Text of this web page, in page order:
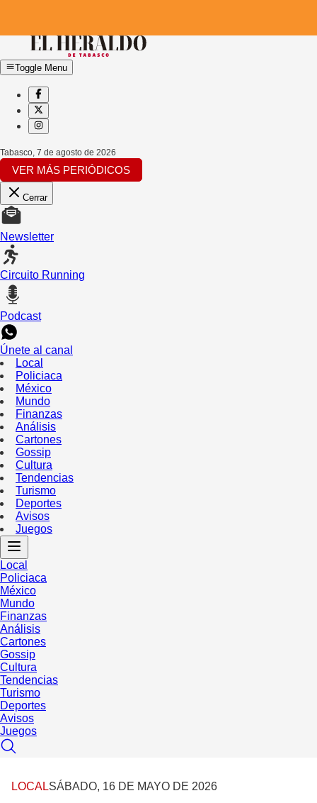
Toggle Menu
Tabasco, 7 de agosto de 2026
VER MÁS PERIÓDICOS
Cerrar
Newsletter
Circuito Running
Podcast
Únete al canal
Local
Policiaca
México
Mundo
Finanzas
Análisis
Cartones
Gossip
Cultura
Tendencias
Turismo
Deportes
Avisos
Juegos
Local
Policiaca
México
Mundo
Finanzas
Análisis
Cartones
Gossip
Cultura
Tendencias
Turismo
Deportes
Avisos
Juegos
LOCALSÁBADO, 16 DE MAYO DE 2026